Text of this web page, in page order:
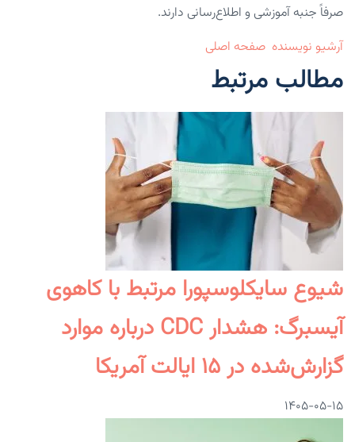
صرفاً جنبه آموزشی و اطلاع‌رسانی دارند.
آرشیو نویسنده صفحه اصلی
مطالب مرتبط
شیوع سایکلوسپورا مرتبط با کاهوی
آیسبرگ: هشدار CDC درباره موارد
گزارش‌شده در ۱۵ ایالت آمریکا
۱۴۰۵-۰۵-۱۵